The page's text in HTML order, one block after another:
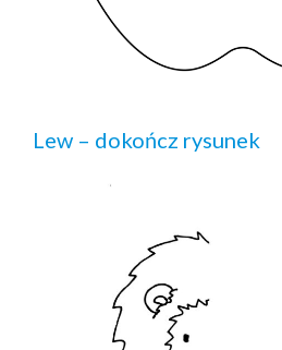
Lew – dokończ rysunek